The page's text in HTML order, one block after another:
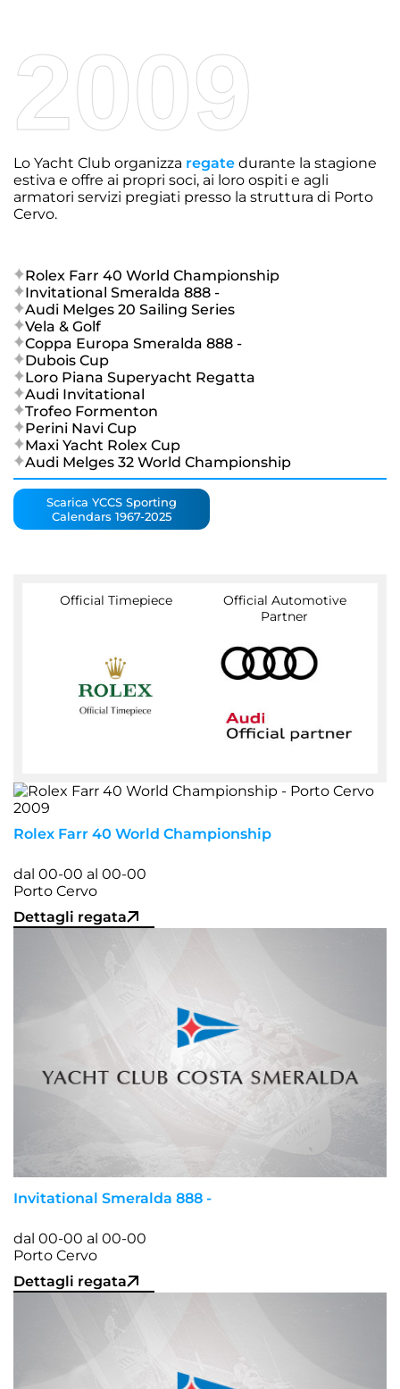
2009
Lo Yacht Club organizza regate durante la stagione
estiva e offre ai propri soci, ai loro ospiti e agli
armatori servizi pregiati presso la struttura di Porto
Cervo.
Rolex Farr 40 World Championship
Invitational Smeralda 888 -
Audi Melges 20 Sailing Series
Vela & Golf
Coppa Europa Smeralda 888 -
Dubois Cup
Loro Piana Superyacht Regatta
Audi Invitational
Trofeo Formenton
Perini Navi Cup
Maxi Yacht Rolex Cup
Audi Melges 32 World Championship
Scarica YCCS Sporting
Calendars 1967-2025
Official Timepiece
Official Automotive
Partner
Rolex Farr 40 World Championship
dal 00-00 al 00-00
Porto Cervo
Dettagli regata
Invitational Smeralda 888 -
dal 00-00 al 00-00
Porto Cervo
Dettagli regata